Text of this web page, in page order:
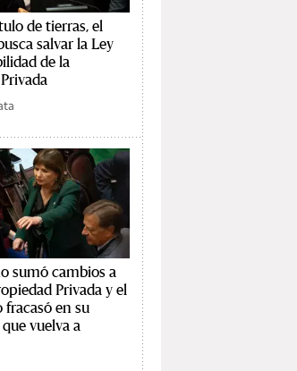
de tierras, el
salvar la Ley
de la
sumó cambios a
Privada y el
en su
vuelva a